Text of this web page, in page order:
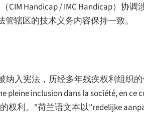
CIM Handicap/IMC Handicap）协调
辖区的技术义务内容保持一致。
纳入宪法，历经多年残疾权利组织
pleine inclusion dans la société, en ce
权利。"荷兰语文本以"redelijke